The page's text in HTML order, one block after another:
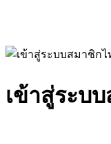
เข้าสู่ระบ